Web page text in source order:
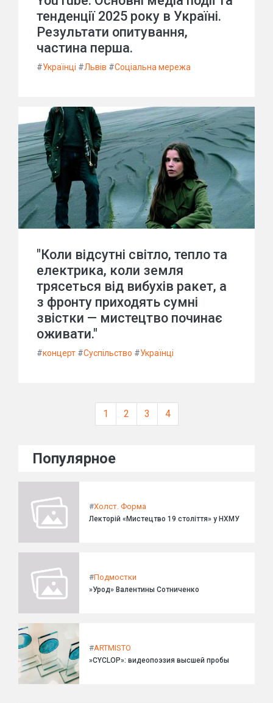
тенденції 2025 року в Україні.
Результати опитування,
частина перша.
#Українці #Львів #Соціальна мережа
"Коли відсутні світло, тепло та
електрика, коли земля
трясеться від вибухів ракет, а
з фронту приходять сумні
звістки — мистецтво починає
оживати."
#концерт #Суспільство #Українці
1 2 3 4
Популярное
#Холст. Форма
Лекторій «Мистецтво 19 століття» у НХМУ
#Подмостки
»Урод» Валентины Сотниченко
#ARTMISTO
»CYCLOP»: видеопоэзия высшей пробы